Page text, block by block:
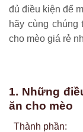
đủ điều kiện để
hãy cùng chúng
cho mèo giá rẻ
1. Những
ăn cho mèo
Thành phần: